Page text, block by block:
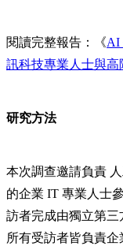
閱讀完整報告：《AI
訊科技專業人士與
研究方法
本次調查邀請負責
的企業 IT 專業人士
訪者完成由獨立第三
所有受訪者皆負責企